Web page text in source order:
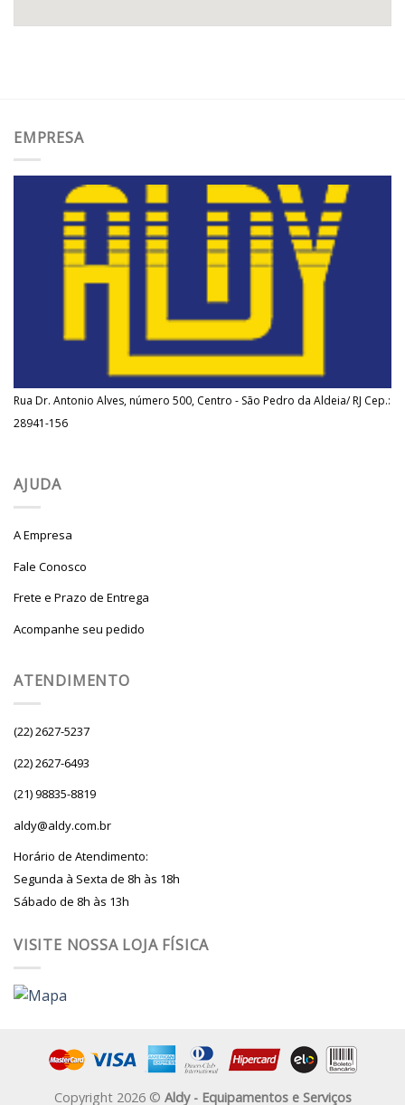
EMPRESA
Rua Dr. Antonio Alves, número 500, Centro - São Pedro da Aldeia/ RJ Cep.:
28941-156
AJUDA
A Empresa
Fale Conosco
Frete e Prazo de Entrega
Acompanhe seu pedido
ATENDIMENTO
(22) 2627-5237
(22) 2627-6493
(21) 98835-8819
aldy@aldy.com.br
Horário de Atendimento:
Segunda à Sexta de 8h às 18h
Sábado de 8h às 13h
VISITE NOSSA LOJA FÍSICA
Copyright 2026 © Aldy - Equipamentos e Serviços